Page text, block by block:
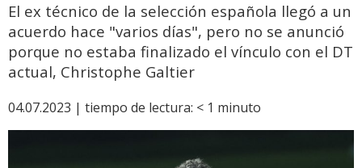
El ex técnico de la selección española llegó a un
acuerdo hace "varios días", pero no se anunció
porque no estaba finalizado el vínculo con el DT
actual, Christophe Galtier
04.07.2023 | tiempo de lectura: < 1 minuto